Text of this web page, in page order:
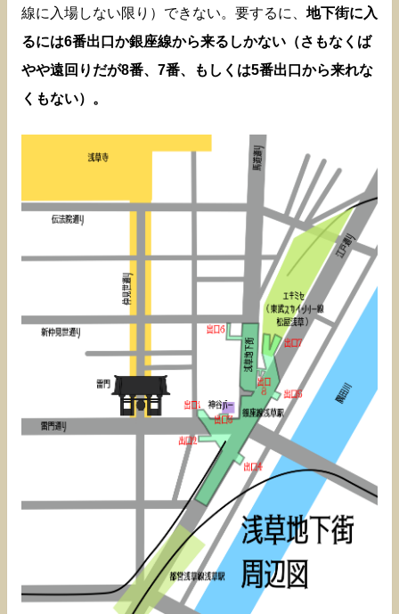
線に入場しない限り）できない。要するに、 地下街に入
るには6番出口か銀座線から来るしかない（さもなくば
やや遠回りだが8番、7番、もしくは5番出口から来れな
くもない）。